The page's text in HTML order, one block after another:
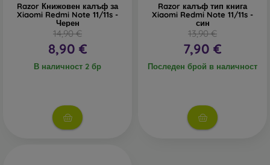
Razor Книжовен калъф за
Xiaomi Redmi Note 11/11s -
Черен
14,90 €
8,90 €
В наличност 2 бр
Razor калъф тип книга
Xiaomi Redmi Note 11/11s -
син
13,90 €
7,90 €
Последен брой в наличност